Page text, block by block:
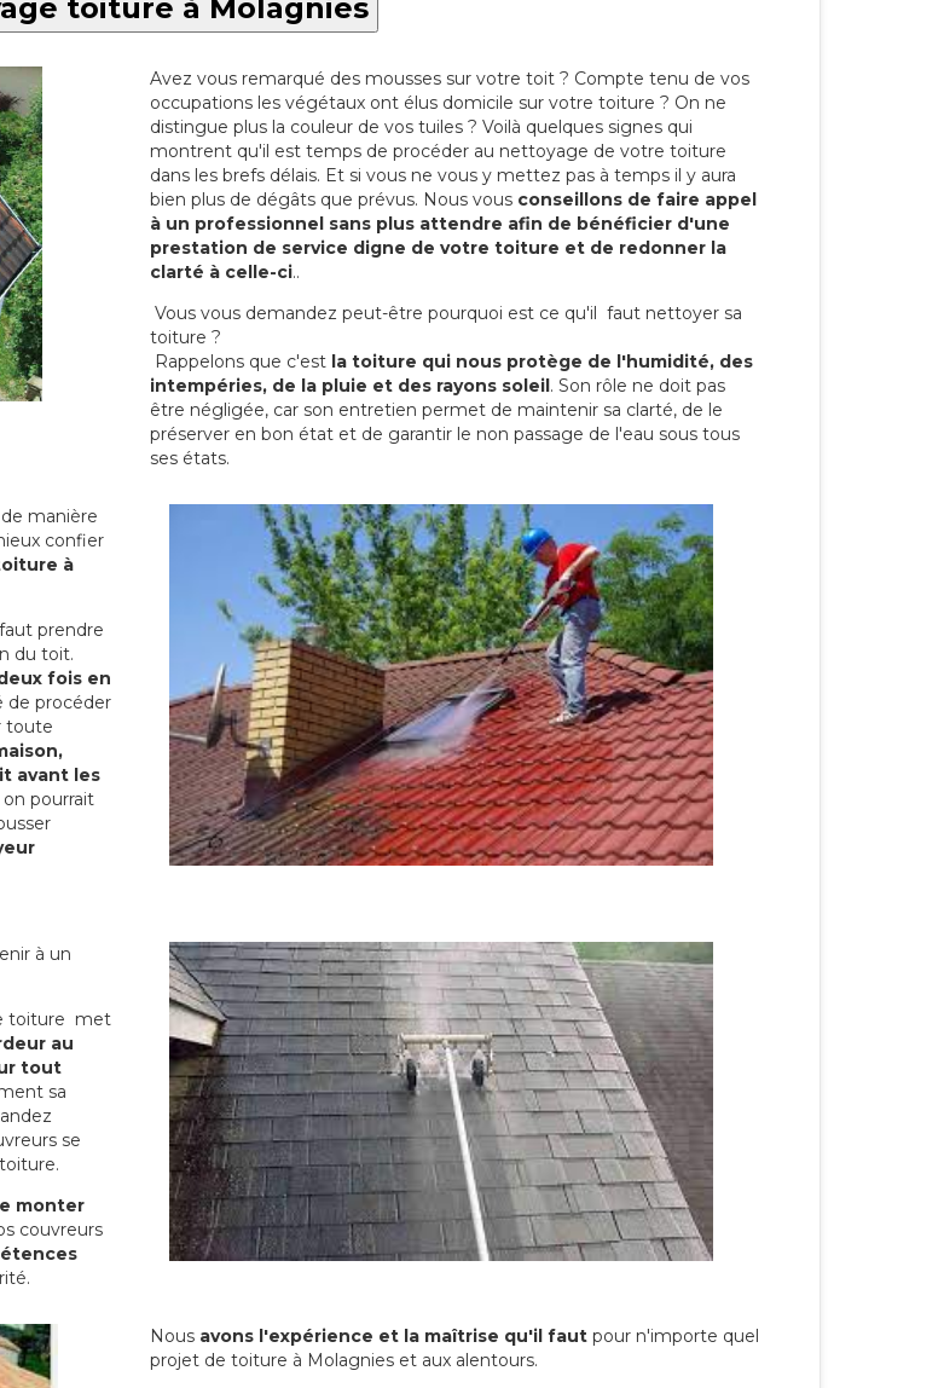
toiture à Molagnies
Avez vous remarqué des mousses sur votre toit ? Compte tenu de vos
occupations les végétaux ont élus domicile sur votre toiture ? On ne
distingue plus la couleur de vos tuiles ? Voilà quelques signes qui
montrent qu'il est temps de procéder au nettoyage de votre toiture
dans les brefs délais. Et si vous ne vous y mettez pas à temps il y aura
bien plus de dégâts que prévus. Nous vous conseillons de faire appel
à un professionnel sans plus attendre afin de bénéficier d'une
prestation de service digne de votre toiture et de redonner la
clarté à celle-ci..
Vous vous demandez peut-être pourquoi est ce qu'il faut nettoyer sa
toiture ?
Rappelons que c'est la toiture qui nous protège de l'humidité, des
intempéries, de la pluie et des rayons soleil. Son rôle ne doit pas
être négligée, car son entretien permet de maintenir sa clarté, de le
préserver en bon état et de garantir le non passage de l'eau sous tous
ses états.
manière
confier
à
prendre
du toit.
fois en
de procéder
toute
avant les
pourrait
à un
toiture met
au
tout
sa
se
monter
couvreurs
Nous avons l'expérience et la maîtrise qu'il faut pour n'importe quel
projet de toiture à Molagnies et aux alentours.